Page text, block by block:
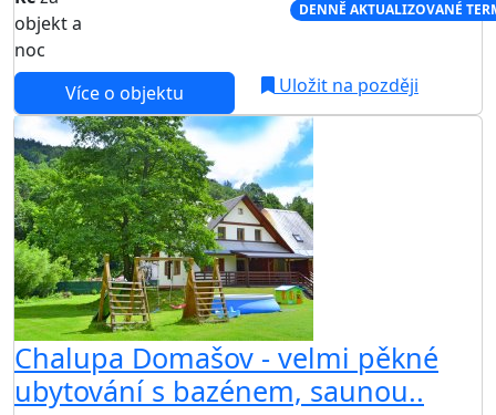
objekt a
noc
DENNĚ AKTUALIZOVANÉ
Více o objektu Uložit na později
Chalupa Domašov - velmi pěkné
ubytování s bazénem, saunou..